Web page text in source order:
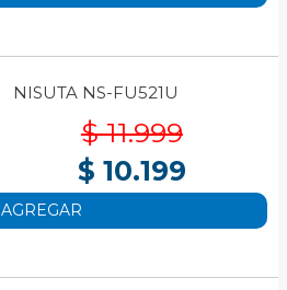
NISUTA NS-FU521U
$ 11.999
$ 10.199
AGREGAR